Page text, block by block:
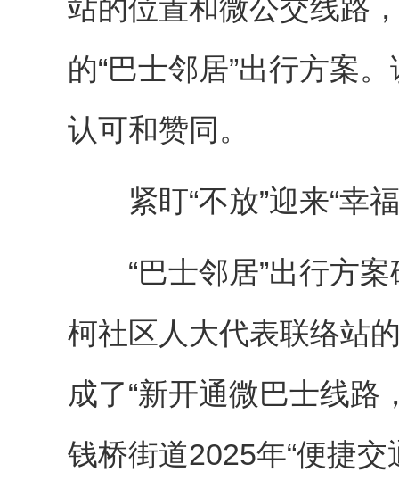
站的位置和微公交线路
的“巴士邻居”出行方案
认可和赞同。
紧盯“不放”迎来“幸福
“巴士邻居”出行方案
柯社区人大代表联络站
成了“新开通微巴士线路
钱桥街道2025年“便捷